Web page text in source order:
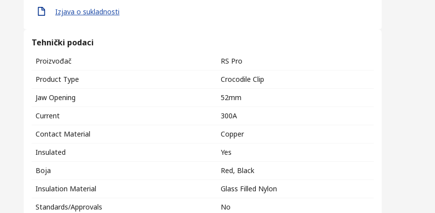
Izjava o sukladnosti
Tehnički podaci
Proizvođač
RS Pro
Product Type
Crocodile Clip
Jaw Opening
52mm
Current
300A
Contact Material
Copper
Insulated
Yes
Boja
Red, Black
Insulation Material
Glass Filled Nylon
Standards/Approvals
No